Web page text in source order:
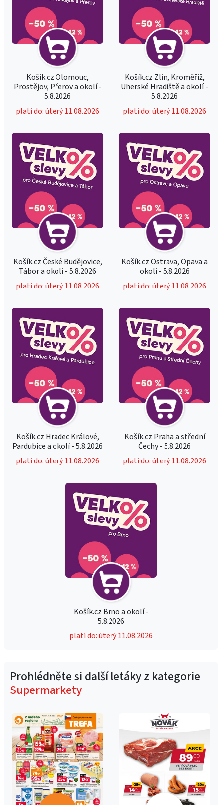
Košík.cz Olomouc,
Prostějov, Přerov a okolí -
5.8.2026
platí do: úterý 11.08.2026
Košík.cz Zlín, Kroměříž,
Uherské Hradiště a okolí -
5.8.2026
platí do: úterý 11.08.2026
Košík.cz České Budějovice,
Tábor a okolí - 5.8.2026
platí do: úterý 11.08.2026
Košík.cz Ostrava, Opava a
okolí - 5.8.2026
platí do: úterý 11.08.2026
Košík.cz Hradec Králové,
Pardubice a okolí - 5.8.2026
platí do: úterý 11.08.2026
Košík.cz Praha a střední
Čechy - 5.8.2026
platí do: úterý 11.08.2026
Košík.cz Brno a okolí -
5.8.2026
platí do: úterý 11.08.2026
Prohlédněte si další letáky z kategorie
Supermarkety